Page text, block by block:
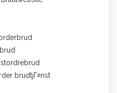
brudtjГ¤nst